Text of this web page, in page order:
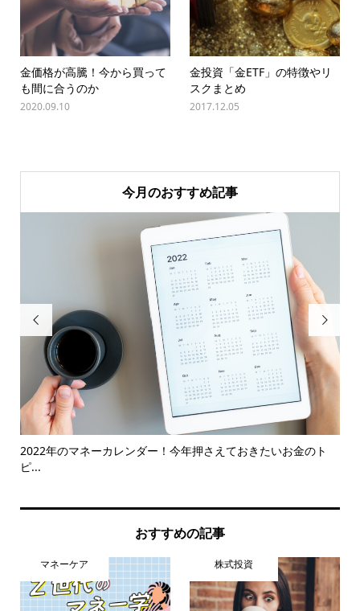
金価格が高騰！今から買って
も間に合うのか
2020.09.10
金投資「金ETF」の特徴やリ
スクまとめ
2017.12.05
今月のおすすめ記事

2022年のマネーカレンダー！今年押さえておきたいお金のト
ピ...

おすすめの記事
マネーケア 株式投資